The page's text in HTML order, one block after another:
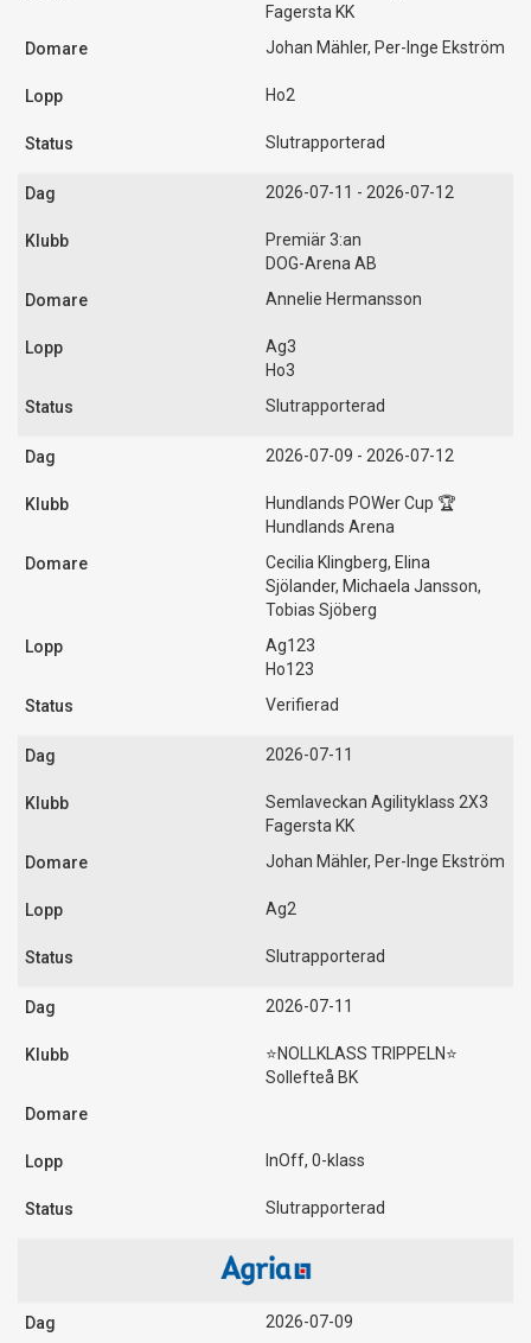
Fagersta KK
Johan Mähler, Per-Inge Ekström
Ho2
Slutrapporterad
2026-07-11 - 2026-07-12
Premiär 3:an
DOG-Arena AB
Annelie Hermansson
Ag3
Ho3
Slutrapporterad
2026-07-09 - 2026-07-12
Hundlands POWer Cup 🏆
Hundlands Arena
Cecilia Klingberg, Elina
Sjölander, Michaela Jansson,
Tobias Sjöberg
Ag123
Ho123
Verifierad
2026-07-11
Semlaveckan Agilityklass 2X3
Fagersta KK
Johan Mähler, Per-Inge Ekström
Ag2
Slutrapporterad
2026-07-11
⭐️NOLLKLASS TRIPPELN⭐️
Sollefteå BK
InOff, 0-klass
Slutrapporterad
2026-07-09